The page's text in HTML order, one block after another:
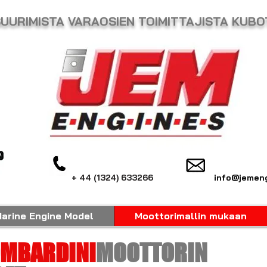
VARAOSIEN TOIMITTAJISTA
+ 44 (1324) 633266
MOOTTORIN
Engine Model Moottorimallin mukaan